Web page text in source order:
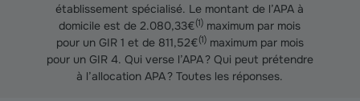
établissement spécialisé. Le montant de l’APA à
domicile est de 2.080,33€(1) maximum par mois
pour un GIR 1 et de 811,52€(1)maximum par mois
pour un GIR 4. Qui verse l’APA ? Qui peut prétendre
à l’allocation APA ? Toutes les réponses.